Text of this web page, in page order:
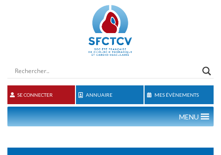
SE CONNECTER ANNUAIRE MES ÉVÈNEMENTS
MENU